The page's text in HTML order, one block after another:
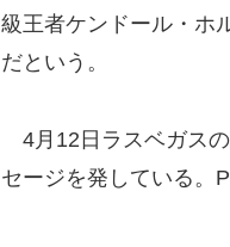
級王者ケンドール・ホ
だという。
4月12日ラスベガス
セージを発している。